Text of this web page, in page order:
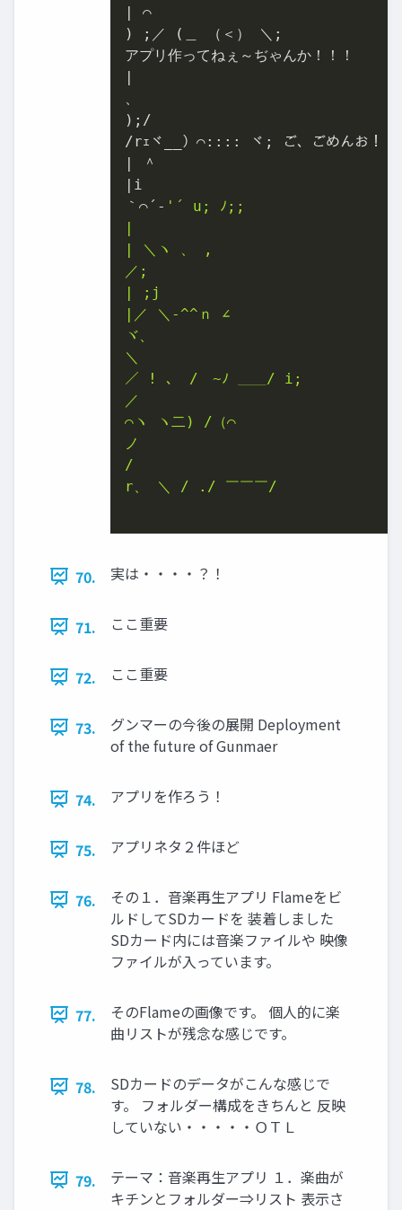
| ⌒
) ;／ (＿ （＜） ＼;
アプリ作ってねぇ～ぢゃんか！！！
|
);/
/rｪヾ__）⌒:::: ヾ; ご、ごめんお！！
| ＾
|i
｀⌒´- '´ u; ﾉ;;
|
| ＼ヽ 、 ,
／;
| ;j
|／ ＼-^^ｎ ∠
ヾ、
＼
／ ! 、 /￣~ﾉ ＿＿/ i;
／
⌒ヽ ヽ二) /（⌒
ノ
/
r、 ＼ / ./ ￣￣￣/
70. 実は・・・・？！
71. ここ重要
72. ここ重要
73.
グンマーの今後の展開 Deployment
of the future of Gunmaer
74. アプリを作ろう！
75. アプリネタ２件ほど
76.
その１．音楽再生アプリ Flameをビ
ルドしてSDカードを 装着しました
SDカード内には音楽ファイルや 映像
ファイルが入っています。
77.
そのFlameの画像です。 個人的に楽
曲リストが残念な感じです。
78.
SDカードのデータがこんな感じで
す。 フォルダー構成をきちんと 反映
していない・・・・・ＯＴＬ
79.
テーマ：音楽再生アプリ １．楽曲が
キチンとフォルダー⇒リスト 表示さ